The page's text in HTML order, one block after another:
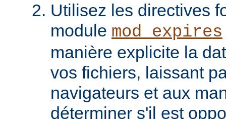
Utilisez les directives
module mod_expires
manière explicite la
vos fichiers, laissant
navigateurs et aux
déterminer s'il est